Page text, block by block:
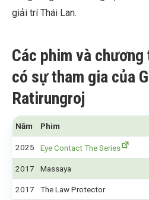
giải trí Thái Lan.
Các phim và
có sự tham gia của
Ratirungroj
Năm Phim
2025 Eye Contact The Series
2017 Massaya
2017 The Law Protector